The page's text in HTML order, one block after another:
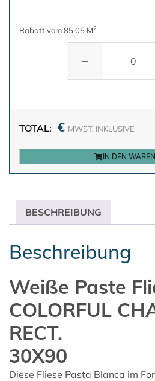
Rabatt vom 85,05 M2
−
TOTAL: € MWST. INKLUSIVE
IN DEN
BESCHREIBUNG
Beschreibung
Weiße Paste
COLORFUL
RECT.
30X90
Diese Fliese Pasta Blanca im